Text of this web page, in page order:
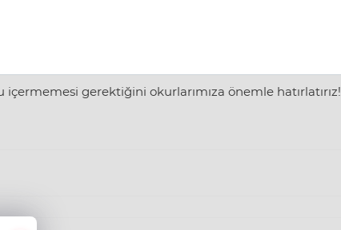
gerektiğini okurlarımıza önemle hatırlatırız!